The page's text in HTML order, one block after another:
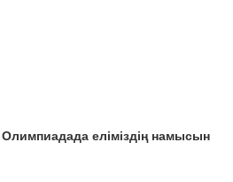
еліміздің намысын